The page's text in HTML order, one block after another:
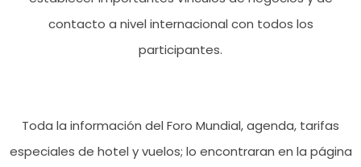
contacto a nivel internacional con todos los
participantes.
Toda la información del Foro Mundial, agenda, tarifas
especiales de hotel y vuelos; lo encontraran en la página